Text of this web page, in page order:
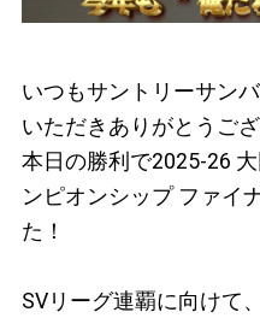
いつもサントリーサン
いただきありがとうござ
本日の勝利で2025-26
ンピオンシップ ファイ
た！
SVリーグ連覇に向けて